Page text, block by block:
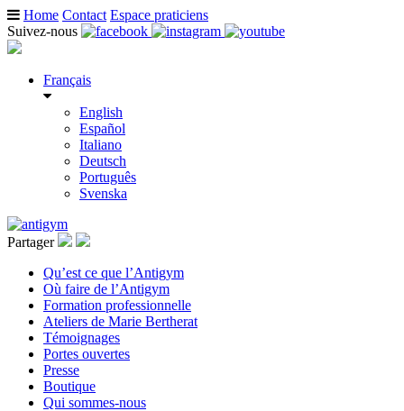
Home Contact Espace praticiens
Suivez-nous
Français
English
Español
Italiano
Deutsch
Português
Svenska
Partager
Qu’est ce que l’Antigym
Où faire de l’Antigym
Formation professionnelle
Ateliers de Marie Bertherat
Témoignages
Portes ouvertes
Presse
Boutique
Qui sommes-nous